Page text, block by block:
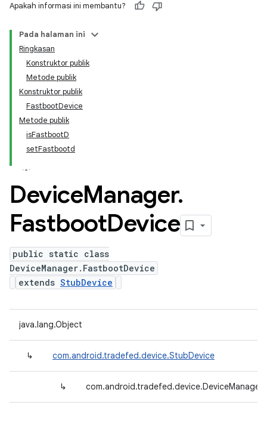
Apakah informasi ini membantu?
Pada halaman ini
Ringkasan
Konstruktor publik
Metode publik
Konstruktor publik
FastbootDevice
Metode publik
isFastbootD
setFastbootd
DeviceManager.
FastbootDevice
public static class
DeviceManager.FastbootDevice
extends StubDevice
java.lang.Object
↳ com.android.tradefed.device.StubDevice
↳